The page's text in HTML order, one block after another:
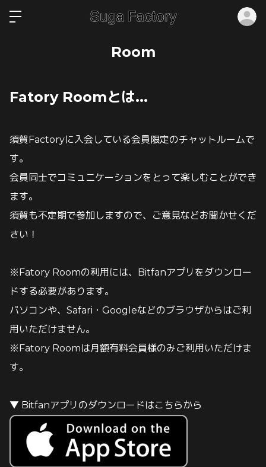
Room
Fatory Roomとは...
須賀Factoryに入会している会員限定のチャットルームで
す。
会員同士でコミュニケーションをとって楽しむことができ
ます。
須賀も不定期で参加しますので、ご意見などお聞かせくだ
さい！
※Fatory Roomの利用には、Bitfanアプリをダウンロー
ドする必要があります。
パソコンや、Safari・Googleなどのブラウザからはご利
用いただけません。
※Fatory Roomは月額有料会員様のみご利用いただけま
す。
▼ Bitfanアプリのダウンロードはこちらから